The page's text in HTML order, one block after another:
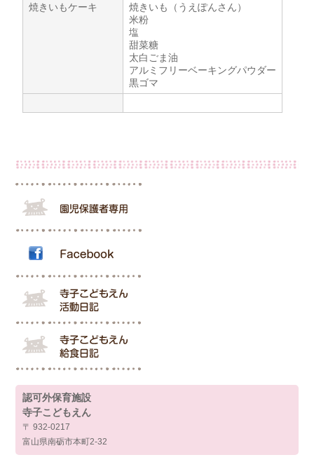
焼きいもケーキ
焼きいも（うえぽんさん）
米粉
塩
甜菜糖
太白ごま油
アルミフリーベーキングパウダー
黒ゴマ
認可外保育施設
寺子こどもえん
〒 932-0217
富山県南砺市本町2-32